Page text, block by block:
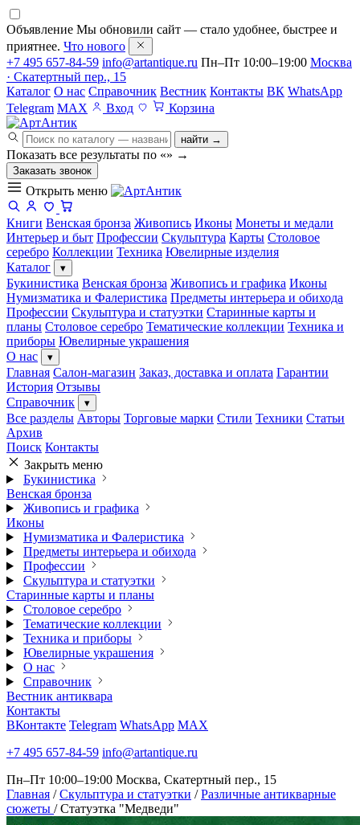
Объявление Мы обновили сайт — стало удобнее, быстрее и
приятнее. Что нового
+7 495 657-84-59 info@artantique.ru Пн–Пт 10:00–19:00 Москва
· Скатертный пер., 15
Каталог О нас Справочник Вестник Контакты ВК WhatsApp
Telegram MAX Вход Корзина
найти →
Показать все результаты по «» →
Заказать звонок
Открыть меню
Книги Венская бронза Живопись Иконы Монеты и медали
Интерьер и быт Профессии Скульптура Карты Столовое
серебро Коллекции Техника Ювелирные изделия
Каталог
▾
Букинистика Венская бронза Живопись и графика Иконы
Нумизматика и Фалеристика Предметы интерьера и обихода
Профессии Скульптура и статуэтки Старинные карты и
планы Столовое серебро Тематические коллекции Техника и
приборы Ювелирные украшения
О нас
▾
Главная Салон-магазин Заказ, доставка и оплата Гарантии
История Отзывы
Справочник
▾
Все разделы Авторы Торговые марки Стили Техники Статьи
Архив
Поиск Контакты
Закрыть меню
Букинистика
Венская бронза
Живопись и графика
Иконы
Нумизматика и Фалеристика
Предметы интерьера и обихода
Профессии
Скульптура и статуэтки
Старинные карты и планы
Столовое серебро
Тематические коллекции
Техника и приборы
Ювелирные украшения
О нас
Справочник
Вестник антиквара
Контакты
ВКонтакте Telegram WhatsApp MAX
+7 495 657-84-59 info@artantique.ru
Пн–Пт 10:00–19:00 Москва, Скатертный пер., 15
Главная / Скульптура и статуэтки / Различные антикварные
сюжеты / Статуэтка "Медведи"